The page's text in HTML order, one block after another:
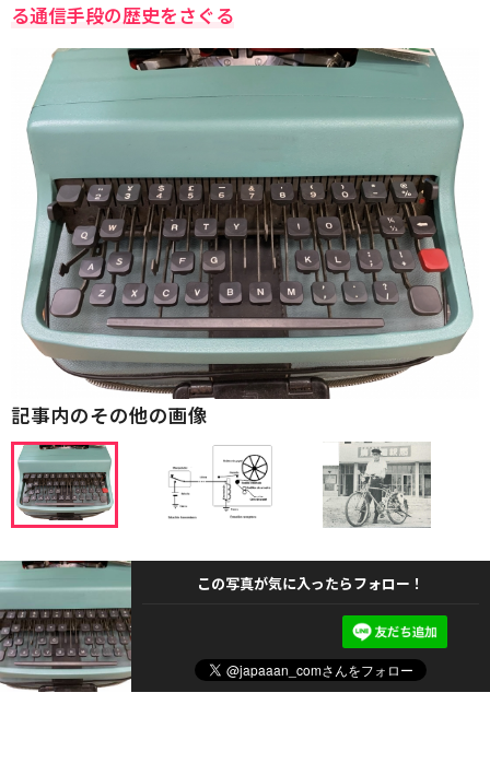
る通信手段の歴史をさぐる
記事内のその他の画像
この写真が気に入ったらフォロー！